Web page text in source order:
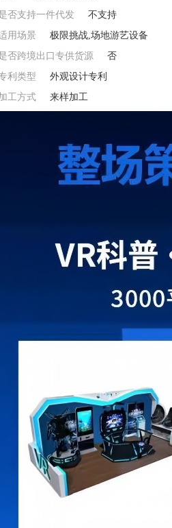
否支持一件代发
不支持
用场景
极限挑战,场地游艺设备
否跨境出口专供货源
否
利类型
外观设计专利
工方式
来样加工